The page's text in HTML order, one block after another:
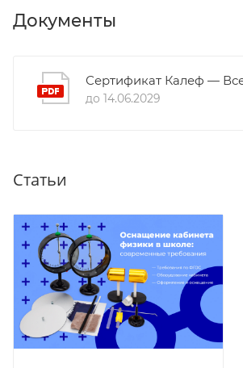
Документы
Сертификат Калеф —
до 14.06.2029
Статьи